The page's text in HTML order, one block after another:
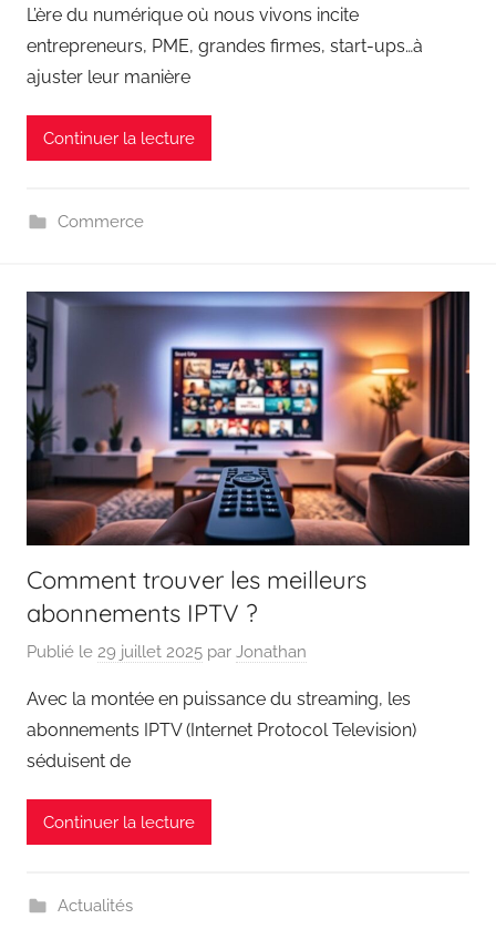
L’ère du numérique où nous vivons incite
entrepreneurs, PME, grandes firmes, start-ups…à
ajuster leur manière
Continuer la lecture
Commerce
Comment trouver les meilleurs
abonnements IPTV ?
Publié le 29 juillet 2025 par Jonathan
Avec la montée en puissance du streaming, les
abonnements IPTV (Internet Protocol Television)
séduisent de
Continuer la lecture
Actualités